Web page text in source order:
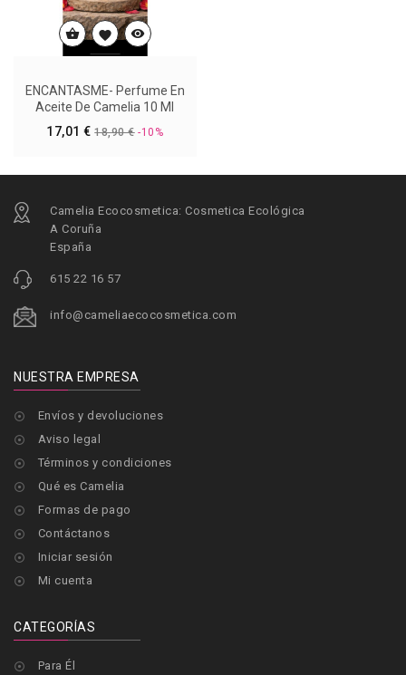
ENCANTASME- Perfume En
Aceite De Camelia 10 Ml
17,01 € 18,90 € -10%Precio
  
Camelia Ecocosmetica: Cosmetica Ecológica
A Coruña
España
615 22 16 57
info@cameliaecocosmetica.com
NUESTRA EMPRESA
 Envíos y devoluciones
 Aviso legal
 Términos y condiciones
 Qué es Camelia
 Formas de pago
 Contáctanos
 Iniciar sesión
 Mi cuenta
CATEGORÍAS
 Para Él